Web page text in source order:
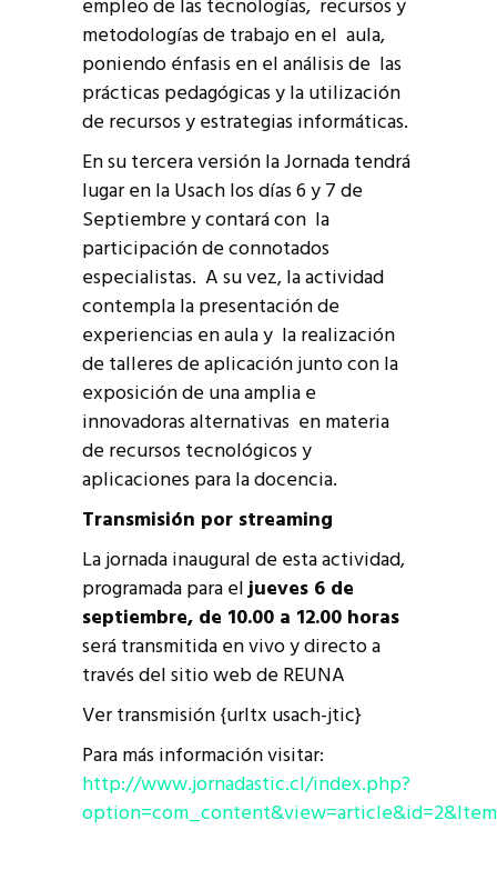
empleo de las tecnologías, recursos y
metodologías de trabajo en el aula,
poniendo énfasis en el análisis de las
prácticas pedagógicas y la utilización
de recursos y estrategias informáticas.
En su tercera versión la Jornada tendrá
lugar en la Usach los días 6 y 7 de
Septiembre y contará con la
participación de connotados
especialistas. A su vez, la actividad
contempla la presentación de
experiencias en aula y la realización
de talleres de aplicación junto con la
exposición de una amplia e
innovadoras alternativas en materia
de recursos tecnológicos y
aplicaciones para la docencia.
Transmisión por streaming
La jornada inaugural de esta actividad,
programada para eljueves 6 de
septiembre, de 10.00 a 12.00 horas
será transmitida en vivo y directo a
través del sitio web de REUNA
Ver transmisión {urltx usach-jtic}
Para más información visitar:
http://www.jornadastic.cl/index.php?